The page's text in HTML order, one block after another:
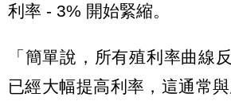
利率 - 3% 開始緊縮。
「簡單說，所有殖利率曲線
已經大幅提高利率，這通常